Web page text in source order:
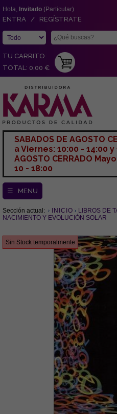
Hola, Invitado (Particular)
ENTRA / REGÍSTRATE
TU CARRITO
TOTAL: 0,00 €
SABADOS DE AGOSTO
a Viernes: 10:00 - 14:00 y
AGOSTO CERRADO
10 - 18:00
☰ MENU
Sección actual: INICIO LIBROS DE
NACIMIENTO Y EVOLUCIÓN SOLAR
Sin Stock temporalmente